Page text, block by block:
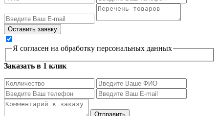
Я согласен на обработку персональных данных
Заказать в 1 клик